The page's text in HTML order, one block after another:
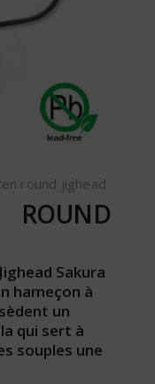
round jighead
Sakura
hameçon à
un
qui sert à
souples une